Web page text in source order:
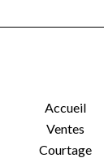
Accueil
Ventes
Courtage